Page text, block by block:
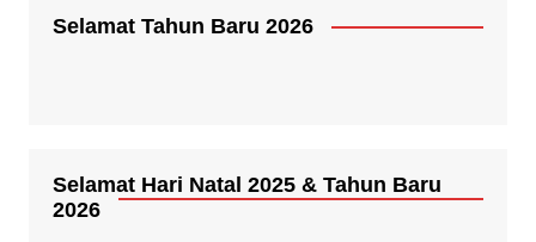
Selamat Tahun Baru 2026
Selamat Hari Natal 2025 & Tahun Baru
2026